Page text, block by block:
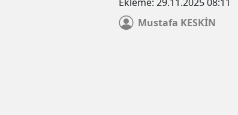
Mustafa KESKİN